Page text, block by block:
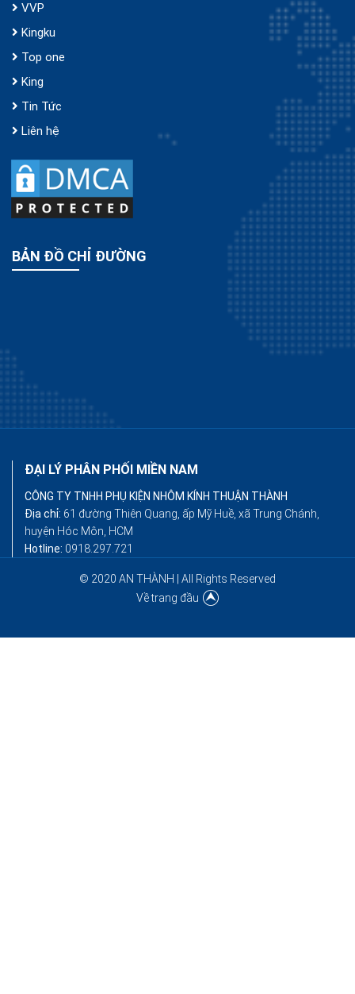
VVP
Kingku
Top one
King
Tin Tức
Liên hệ
BẢN ĐỒ CHỈ ĐƯỜNG
ĐẠI LÝ PHÂN PHỐI MIỀN NAM
CÔNG TY TNHH PHỤ KIỆN NHÔM KÍNH THUẬN THÀNH
Địa chỉ: 61 đường Thiên Quang, ấp Mỹ Huề, xã Trung Chánh,
huyện Hóc Môn, HCM
Hotline: 0918.297.721
© 2020 AN THÀNH | All Rights Reserved
Về trang đầu